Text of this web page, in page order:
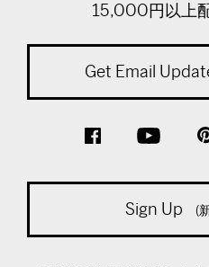
15,000円以上
Get Email
Sign Up (